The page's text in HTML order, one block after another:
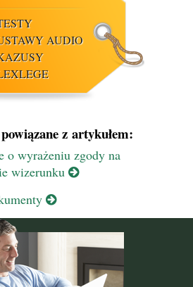
AUDIO
z artykułem:
o wyrażeniu zgody na
wizerunku